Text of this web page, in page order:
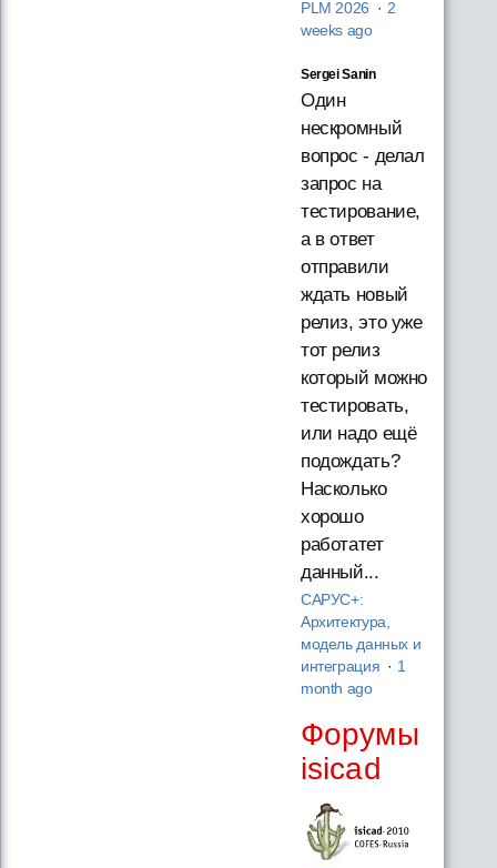
PLM 2026 · 2
weeks ago
Sergei Sanin
Один
нескромный
вопрос - делал
запрос на
тестирование,
а в ответ
отправили
ждать новый
релиз, это уже
тот релиз
который можно
тестировать,
или надо ещё
подождать?
Насколько
хорошо
работатет
данный...
САРУС+:
Архитектура,
модель данных и
интеграция · 1
month ago
Форумы
isicad